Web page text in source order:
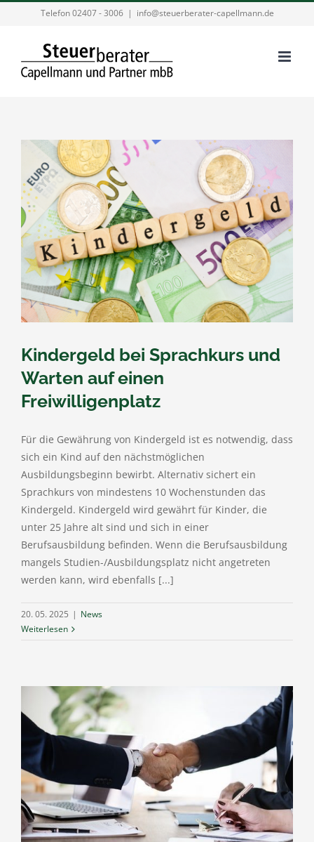
Telefon 02407 - 3006 | info@steuerberater-capellmann.de
Kindergeld bei Sprachkurs und
Warten auf einen
Freiwilligenplatz
Für die Gewährung von Kindergeld ist es notwendig, dass
sich ein Kind auf den nächstmöglichen
Ausbildungsbeginn bewirbt. Alternativ sichert ein
Sprachkurs von mindestens 10 Wochenstunden das
Kindergeld. Kindergeld wird gewährt für Kinder, die
unter 25 Jahre alt sind und sich in einer
Berufsausbildung befinden. Wenn die Berufsausbildung
mangels Studien-/Ausbildungsplatz nicht angetreten
werden kann, wird ebenfalls [...]
20. 05. 2025 | News
Weiterlesen